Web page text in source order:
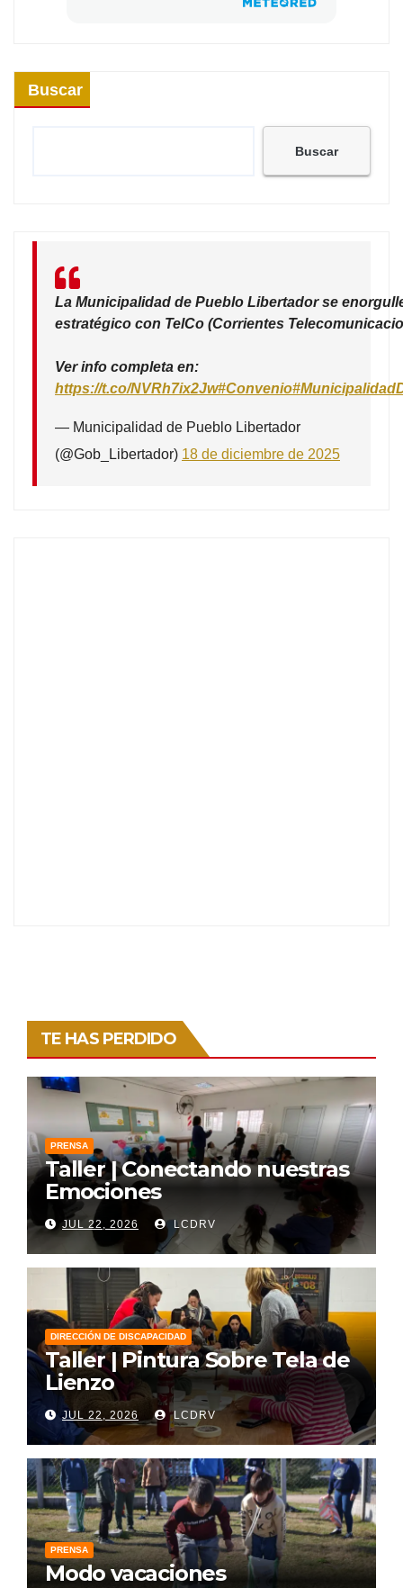
Buscar
Buscar
La Municipalidad de Pueblo Libertador se
estratégico con TelCo (Corrientes
Ver info completa en:
https://t.co/NVRh7ix2Jw#Convenio
— Municipalidad de Pueblo Libertador
(@Gob_Libertador) 18 de diciembre de 2025
TE HAS PERDIDO
PRENSA
Taller | Conectando nuestras
Emociones
JUL 22, 2026 LCDRV
DIRECCIÓN DE DISCAPACIDAD
Taller | Pintura Sobre Tela de
Lienzo
JUL 22, 2026 LCDRV
PRENSA
Modo vacaciones